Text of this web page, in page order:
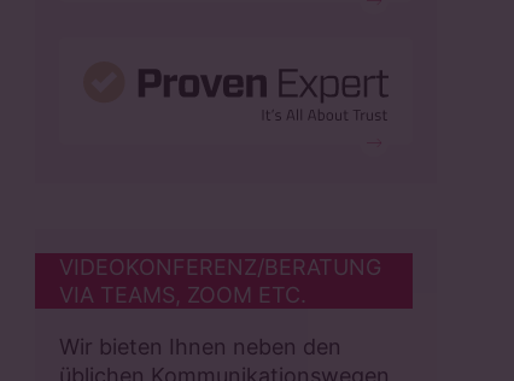
VIDEOKONFERENZ/BERATUNG
VIA TEAMS, ZOOM ETC.
Wir bieten Ihnen neben den
üblichen Kommunikationswegen